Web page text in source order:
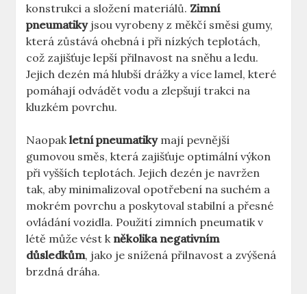
konstrukci a složení materiálů. Zimní
pneumatikyjsou vyrobeny z měkčí směsi gumy,
která zůstává ohebná i při nízkých teplotách,
což zajišťuje lepší přilnavost na sněhu a ledu.
Jejich dezén má hlubší drážky a více lamel, které
pomáhají odvádět vodu a zlepšují trakci na
kluzkém povrchu.
Naopakletní pneumatikymají pevnější
gumovou směs, která zajišťuje optimální výkon
při vyšších teplotách. Jejich dezén je navržen
tak, aby minimalizoval opotřebení na suchém a
mokrém povrchu a poskytoval stabilní a přesné
ovládání vozidla. Použití zimních pneumatik v
létě může vést k několika negativním
důsledkům, jako je snížená přilnavost a zvýšená
brzdná dráha.